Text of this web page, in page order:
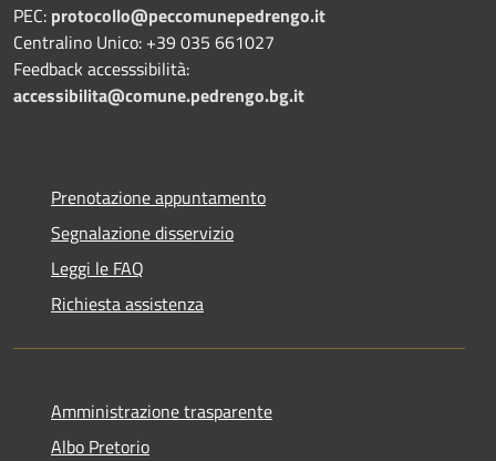
PEC: protocollo@peccomunepedrengo.it
Centralino Unico: +39 035 661027
Feedback accesssibilità:
accessibilita@comune.pedrengo.bg.it
Prenotazione appuntamento
Segnalazione disservizio
Leggi le FAQ
Richiesta assistenza
Amministrazione trasparente
Albo Pretorio